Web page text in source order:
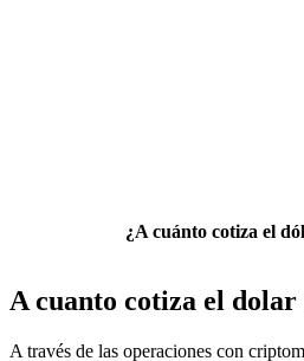
¿A cuánto cotiza el
A cuanto cotiza el
A través de las operaciones con